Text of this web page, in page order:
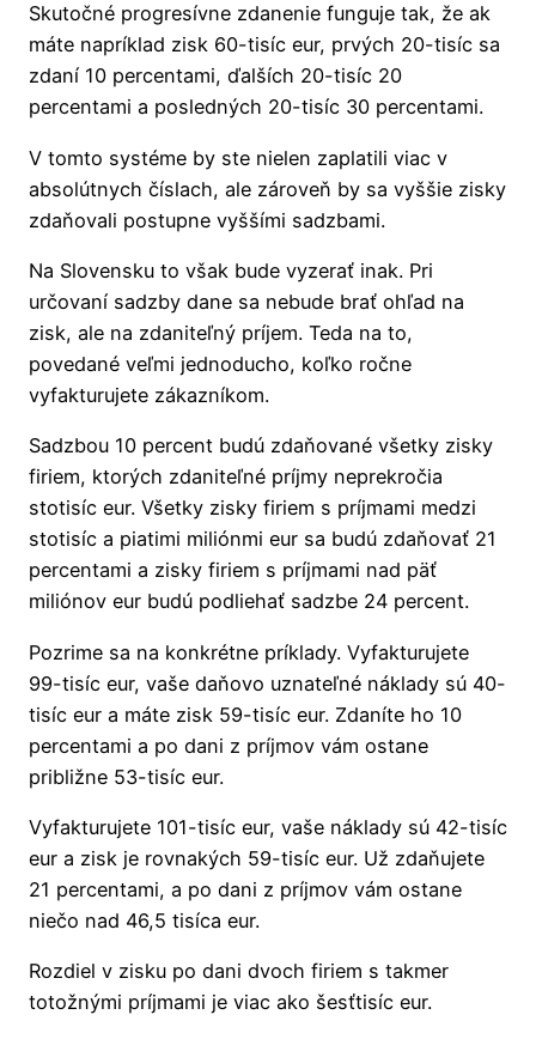
Skutočné progresívne zdanenie funguje tak, že ak
máte napríklad zisk 60-tisíc eur, prvých 20-tisíc sa
zdaní 10 percentami, ďalších 20-tisíc 20
percentami a posledných 20-tisíc 30 percentami.
V tomto systéme by ste nielen zaplatili viac v
absolútnych číslach, ale zároveň by sa vyššie zisky
zdaňovali postupne vyššími sadzbami.
Na Slovensku to však bude vyzerať inak. Pri
určovaní sadzby dane sa nebude brať ohľad na
zisk, ale na zdaniteľný príjem. Teda na to,
povedané veľmi jednoducho, koľko ročne
vyfakturujete zákazníkom.
Sadzbou 10 percent budú zdaňované všetky zisky
firiem, ktorých zdaniteľné príjmy neprekročia
stotisíc eur. Všetky zisky firiem s príjmami medzi
stotisíc a piatimi miliónmi eur sa budú zdaňovať 21
percentami a zisky firiem s príjmami nad päť
miliónov eur budú podliehať sadzbe 24 percent.
Pozrime sa na konkrétne príklady. Vyfakturujete
99-tisíc eur, vaše daňovo uznateľné náklady sú 40-
tisíc eur a máte zisk 59-tisíc eur. Zdaníte ho 10
percentami a po dani z príjmov vám ostane
približne 53-tisíc eur.
Vyfakturujete 101-tisíc eur, vaše náklady sú 42-tisíc
eur a zisk je rovnakých 59-tisíc eur. Už zdaňujete
21 percentami, a po dani z príjmov vám ostane
niečo nad 46,5 tisíca eur.
Rozdiel v zisku po dani dvoch firiem s takmer
totožnými príjmami je viac ako šesťtisíc eur.